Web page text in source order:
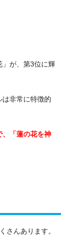
」が、第3位に輝
非常に特徴的
、「蓮の花を神
さんあります。